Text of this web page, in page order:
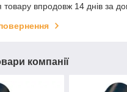
впродовж 14 днів за
компанії